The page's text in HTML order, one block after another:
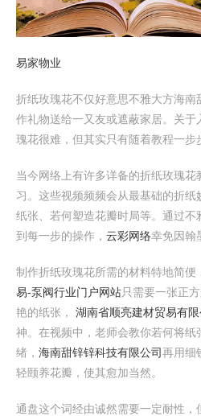
易家物业
折纸玫瑰花不仅好意思不雅大方海
作礼物送给一又友或遮蔽家居。关
瑰花很难，但其实只有随着教程一步
当今网络上有许多详备的折纸玫瑰
习。这些视频频频会从最基础的折
纸张、若何塑造花瓣时局等。通过
到每一步的操作， 云彩网络幸免因翰
制作折纸玫瑰花所需的材料特地简便
易-泵阀行业门户网站只需要一张正
艳的纸张， 湖南省顺亮建材贸易有限
神。在视频中，老师会教你若何将
绪， 海南甜锌锌科技有限公司再用细
轻颐养花瓣，使其愈加当然。
通盘这个词经由诚然需要一定耐性